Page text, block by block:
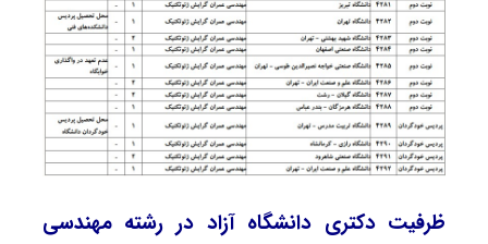
ظرفیت دکتری دانشگاه آزاد در رشته ﻣﻬﻨﺪسی